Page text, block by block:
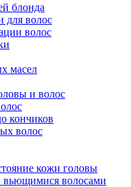
блонда
для волос
волос
масел
и волос
кончиков
волос
кожи головы
вьющимися волосами